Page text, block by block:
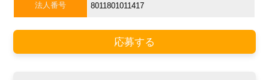
法人番号 8011801011417
応募する